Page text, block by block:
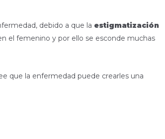
debido a que la estigmatización
el femenino y por ello se esconde muchas
que la enfermedad puede crearles una